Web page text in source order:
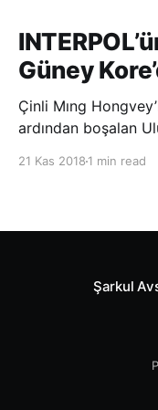
Güney
Çinli Mıng
ardından boşalan
21 Kas 2018 1 min read
Şarkul